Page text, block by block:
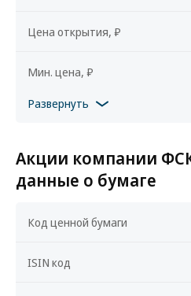
Цена открытия, ₽
Мин. цена, ₽
Развернуть
Акции компании
данные о бумаге
Код ценной бумаги
ISIN код